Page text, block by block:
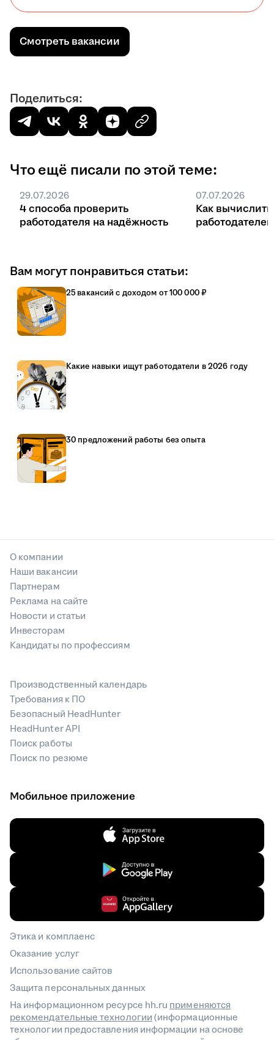
Смотреть вакансии
Поделиться:
Что ещё писали по этой теме:
29.07.2026
4 способа проверить
работодателя на надёжность
07.07.2026
Как вычислить
Вам могут понравиться статьи:
25 вакансий с доходом от 100 000 ₽
Какие навыки ищут работодатели в 2026 году
30 предложений работы без опыта
О компании
Наши вакансии
Партнерам
Реклама на сайте
Новости и статьи
Инвесторам
Кандидаты по профессиям
Производственный календарь
Требования к ПО
Безопасный HeadHunter
HeadHunter API
Поиск работы
Поиск по резюме
Мобильное приложение
Этика и комплаенс
Оказание услуг
Использование сайтов
Защита персональных данных
На информационном ресурсе hh.ru применяются
рекомендательные технологии(информационные
технологии предоставления информации на основе